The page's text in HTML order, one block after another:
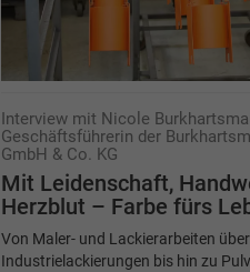
Interview mit Nicole
Geschäftsführerin der
GmbH & Co. KG
Mit Leidenschaft,
Herzblut – Farbe fürs
Von Maler- und Lackierarbeiten über
Industrielackierungen bis hin zu